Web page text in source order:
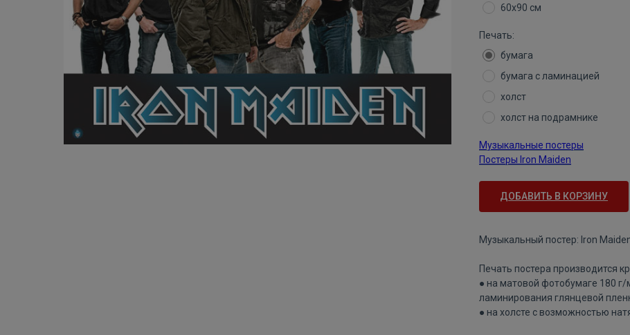
60х90 см
Печать:
бумага
бумага с ламинацией
холст
холст на подрамнике
Музыкальные постеры
Постеры Iron Maiden
ДОБАВИТЬ В КОРЗИНУ
Музыкальный постер: Iron
Печать постера производится
● на матовой фотобумаге 180
ламинирования глянцевой
● на холсте с возможностью